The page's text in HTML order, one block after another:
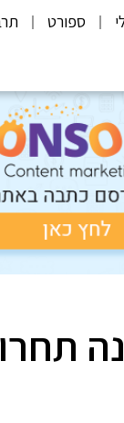
ספורט